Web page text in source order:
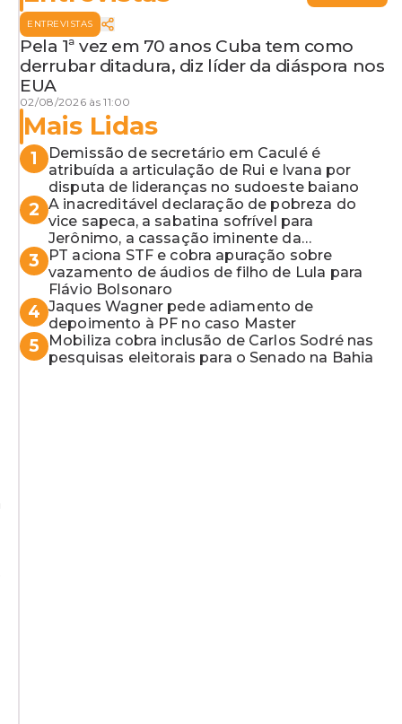
ENTREVISTAS
Pela 1ª vez em 70 anos Cuba tem como
derrubar ditadura, diz líder da diáspora nos
EUA
02/08/2026 às 11:00
Mais Lidas
1
Demissão de secretário em Caculé é
atribuída a articulação de Rui e Ivana por
disputa de lideranças no sudoeste baiano
2 A inacreditável declaração de pobreza do
vice sapeca, a sabatina sofrível para
Jerônimo, a cassação iminente da
desembargadora e a vaga do Quinto para o
MP baiano
3
PT aciona STF e cobra apuração sobre
vazamento de áudios de filho de Lula para
Flávio Bolsonaro
4 Jaques Wagner pede adiamento de
depoimento à PF no caso Master
5
Mobiliza cobra inclusão de Carlos Sodré nas
pesquisas eleitorais para o Senado na Bahia